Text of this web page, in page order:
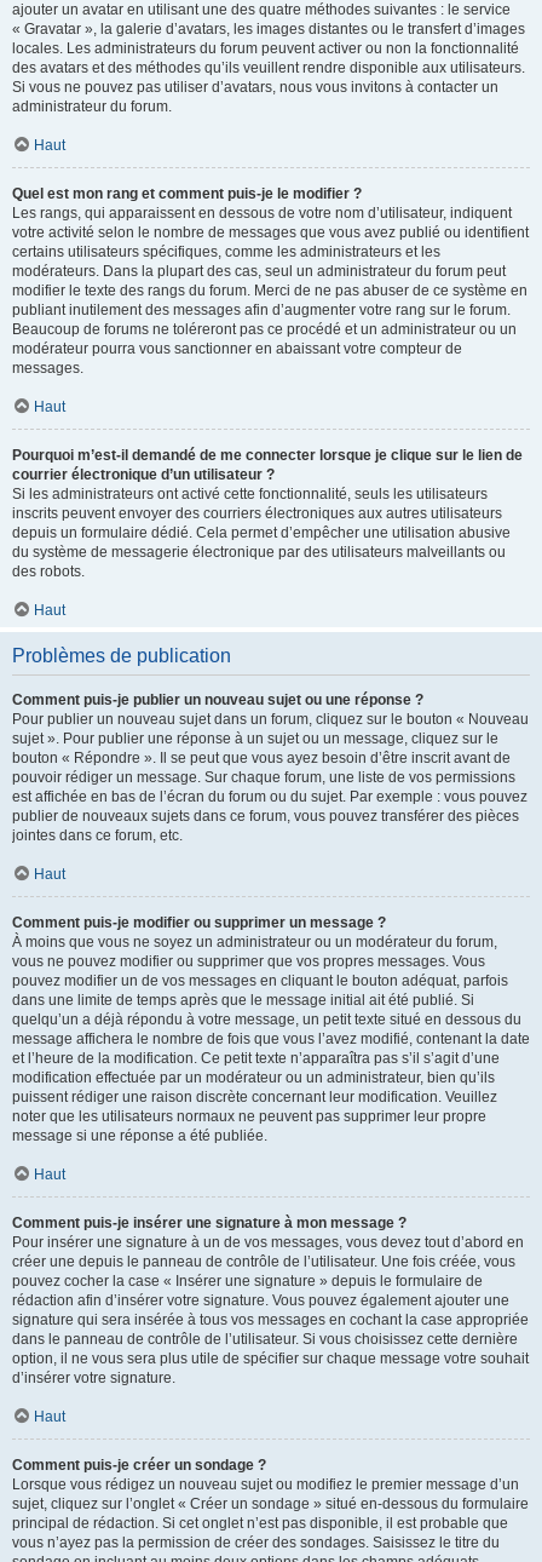
ajouter un avatar en utilisant une des quatre méthodes suivantes : le service
« Gravatar », la galerie d’avatars, les images distantes ou le transfert d’images
locales. Les administrateurs du forum peuvent activer ou non la fonctionnalité
des avatars et des méthodes qu’ils veuillent rendre disponible aux utilisateurs.
Si vous ne pouvez pas utiliser d’avatars, nous vous invitons à contacter un
administrateur du forum.
Haut
Quel est mon rang et comment puis-je le modifier ?
Les rangs, qui apparaissent en dessous de votre nom d’utilisateur, indiquent
votre activité selon le nombre de messages que vous avez publié ou identifient
certains utilisateurs spécifiques, comme les administrateurs et les
modérateurs. Dans la plupart des cas, seul un administrateur du forum peut
modifier le texte des rangs du forum. Merci de ne pas abuser de ce système en
publiant inutilement des messages afin d’augmenter votre rang sur le forum.
Beaucoup de forums ne toléreront pas ce procédé et un administrateur ou un
modérateur pourra vous sanctionner en abaissant votre compteur de
messages.
Haut
Pourquoi m’est-il demandé de me connecter lorsque je clique sur le lien de
courrier électronique d’un utilisateur ?
Si les administrateurs ont activé cette fonctionnalité, seuls les utilisateurs
inscrits peuvent envoyer des courriers électroniques aux autres utilisateurs
depuis un formulaire dédié. Cela permet d’empêcher une utilisation abusive
du système de messagerie électronique par des utilisateurs malveillants ou
des robots.
Haut
Problèmes de publication
Comment puis-je publier un nouveau sujet ou une réponse ?
Pour publier un nouveau sujet dans un forum, cliquez sur le bouton « Nouveau
sujet ». Pour publier une réponse à un sujet ou un message, cliquez sur le
bouton « Répondre ». Il se peut que vous ayez besoin d’être inscrit avant de
pouvoir rédiger un message. Sur chaque forum, une liste de vos permissions
est affichée en bas de l’écran du forum ou du sujet. Par exemple : vous pouvez
publier de nouveaux sujets dans ce forum, vous pouvez transférer des pièces
jointes dans ce forum, etc.
Haut
Comment puis-je modifier ou supprimer un message ?
À moins que vous ne soyez un administrateur ou un modérateur du forum,
vous ne pouvez modifier ou supprimer que vos propres messages. Vous
pouvez modifier un de vos messages en cliquant le bouton adéquat, parfois
dans une limite de temps après que le message initial ait été publié. Si
quelqu’un a déjà répondu à votre message, un petit texte situé en dessous du
message affichera le nombre de fois que vous l’avez modifié, contenant la date
et l’heure de la modification. Ce petit texte n’apparaîtra pas s’il s’agit d’une
modification effectuée par un modérateur ou un administrateur, bien qu’ils
puissent rédiger une raison discrète concernant leur modification. Veuillez
noter que les utilisateurs normaux ne peuvent pas supprimer leur propre
message si une réponse a été publiée.
Haut
Comment puis-je insérer une signature à mon message ?
Pour insérer une signature à un de vos messages, vous devez tout d’abord en
créer une depuis le panneau de contrôle de l’utilisateur. Une fois créée, vous
pouvez cocher la case « Insérer une signature » depuis le formulaire de
rédaction afin d’insérer votre signature. Vous pouvez également ajouter une
signature qui sera insérée à tous vos messages en cochant la case appropriée
dans le panneau de contrôle de l’utilisateur. Si vous choisissez cette dernière
option, il ne vous sera plus utile de spécifier sur chaque message votre souhait
d’insérer votre signature.
Haut
Comment puis-je créer un sondage ?
Lorsque vous rédigez un nouveau sujet ou modifiez le premier message d’un
sujet, cliquez sur l’onglet « Créer un sondage » situé en-dessous du formulaire
principal de rédaction. Si cet onglet n’est pas disponible, il est probable que
vous n’ayez pas la permission de créer des sondages. Saisissez le titre du